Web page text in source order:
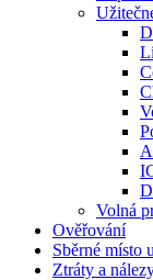
Volná
Ověřování
Sběrné místo
Ztráty a